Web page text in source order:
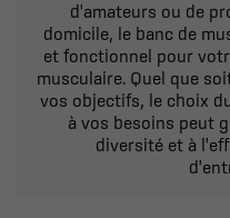
d'amateurs ou de
domicile, le banc de
et fonctionnel pour
musculaire. Quel que
vos objectifs, le choix
à vos besoins peut
diversité et à